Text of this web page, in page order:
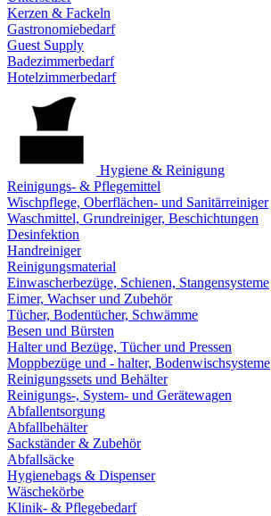
Kerzen & Fackeln
Gastronomiebedarf
Guest Supply
Badezimmerbedarf
Hotelzimmerbedarf
Hygiene & Reinigung
Reinigungs- & Pflegemittel
Wischpflege, Oberflächen- und Sanitärreiniger
Waschmittel, Grundreiniger, Beschichtungen
Desinfektion
Handreiniger
Reinigungsmaterial
Einwascherbezüge, Schienen, Stangensysteme
Eimer, Wachser und Zubehör
Tücher, Bodentücher, Schwämme
Besen und Bürsten
Halter und Bezüge, Tücher und Pressen
Moppbezüge und - halter, Bodenwischsysteme
Reinigungssets und Behälter
Reinigungs-, System- und Gerätewagen
Abfallentsorgung
Abfallbehälter
Sackständer & Zubehör
Abfallsäcke
Hygienebags & Dispenser
Wäschekörbe
Klinik- & Pflegebedarf